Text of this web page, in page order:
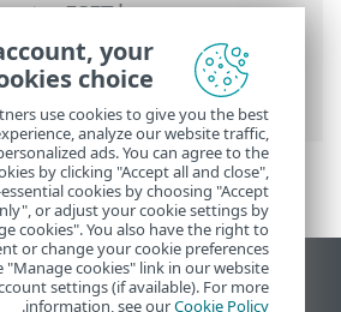
העזרה המקוונת של ESET >
Security Premium
>הגדרות
הגנות>הגנת גישה לאינטרנט
כללים של חומת אש
הצג את האתר למחשב
your
choice
use cookies to give you the best
analyze our website traffic,
ads. You can agree to the
by clicking "Accept all and close",
cookies by choosing "Accept
or adjust your cookie settings by
cookies". You also have the right to
or change your cookie preferences
cookies" link in our website
settings (if available). For more
information, see ourCookie Policy
.